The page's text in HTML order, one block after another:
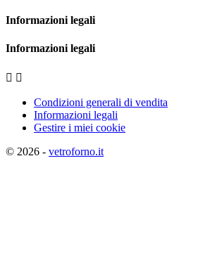
Informazioni legali
Informazioni legali
 
Condizioni generali di vendita
Informazioni legali
Gestire i miei cookie
© 2026 - vetroforno.it